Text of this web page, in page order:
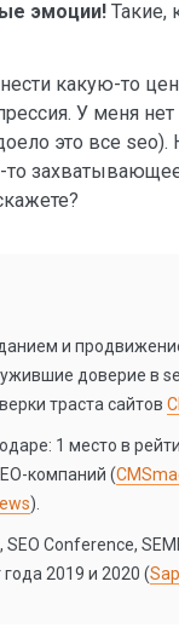
эмоции! Такие,
какую-то
У меня
это все seo).
то
и
доверие в
траста сайтов
1 место в
компаний (
).
Conference,
года 2019 и 2020 (